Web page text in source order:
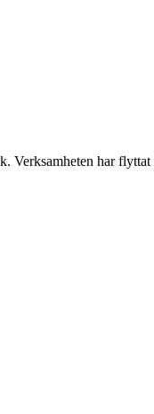
Verksamheten har